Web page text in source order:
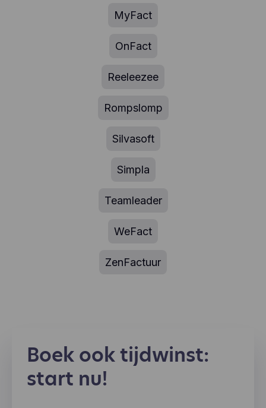
MyFact
OnFact
Reeleezee
Rompslomp
Silvasoft
Simpla
Teamleader
WeFact
ZenFactuur
Boek ook tijdwinst:
start nu!